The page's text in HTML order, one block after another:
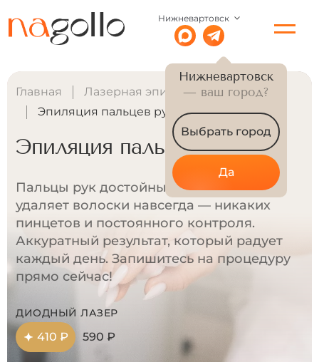
Нижневартовск
Нижневартовск
— ваш город?
Выбрать город
Да
Главная
Лазерная эпиляция для женщин
Эпиляция пальцев рук
Эпиляция пальцев рук
Пальцы рук достойны внимания. Лазер
удаляет волоски навсегда — никаких
пинцетов и постоянного контроля.
Аккуратный результат, который радует
каждый день. Запишитесь на процедуру
прямо сейчас!
ДИОДНЫЙ ЛАЗЕР
410 ₽ 590 ₽